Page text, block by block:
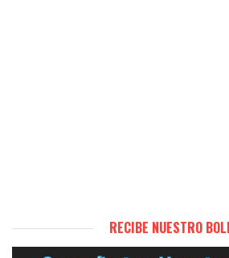
RECIBE NUESTRO